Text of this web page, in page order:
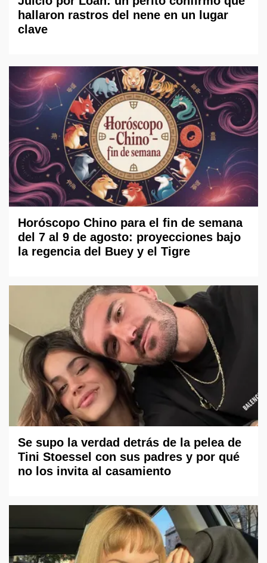
hallaron rastros del nene en un lugar
clave
Horóscopo Chino para el fin de semana
del 7 al 9 de agosto: proyecciones bajo
la regencia del Buey y el Tigre
Se supo la verdad detrás de la pelea de
Tini Stoessel con sus padres y por qué
no los invita al casamiento